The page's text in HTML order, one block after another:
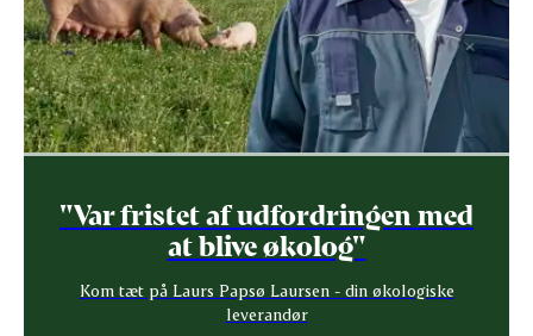
"Var fristet af udfordringen med
at blive økolog"
Kom tæt på Laurs Papsø Laursen - din økologiske
leverandør